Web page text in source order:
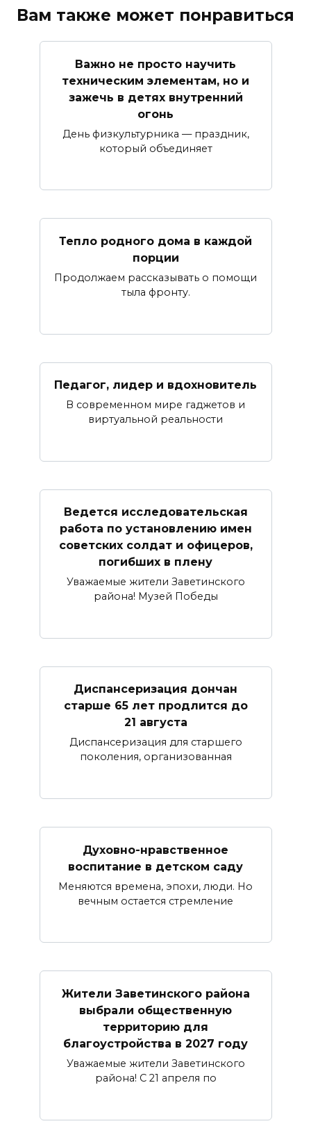
Вам также может понравиться
Важно не просто научить
техническим элементам, но и
зажечь в детях внутренний
огонь
День физкультурника — праздник,
который объединяет
Тепло родного дома в каждой
порции
Продолжаем рассказывать о помощи
тыла фронту.
Педагог, лидер и вдохновитель
В современном мире гаджетов и
виртуальной реальности
Ведется исследовательская
работа по установлению имен
советских солдат и офицеров,
погибших в плену
Уважаемые жители Заветинского
района! Музей Победы
Диспансеризация дончан
старше 65 лет продлится до
21 августа
Диспансеризация для старшего
поколения, организованная
Духовно-нравственное
воспитание в детском саду
Меняются времена, эпохи, люди. Но
вечным остается стремление
Жители Заветинского района
выбрали общественную
территорию для
благоустройства в 2027 году
Уважаемые жители Заветинского
района! С 21 апреля по